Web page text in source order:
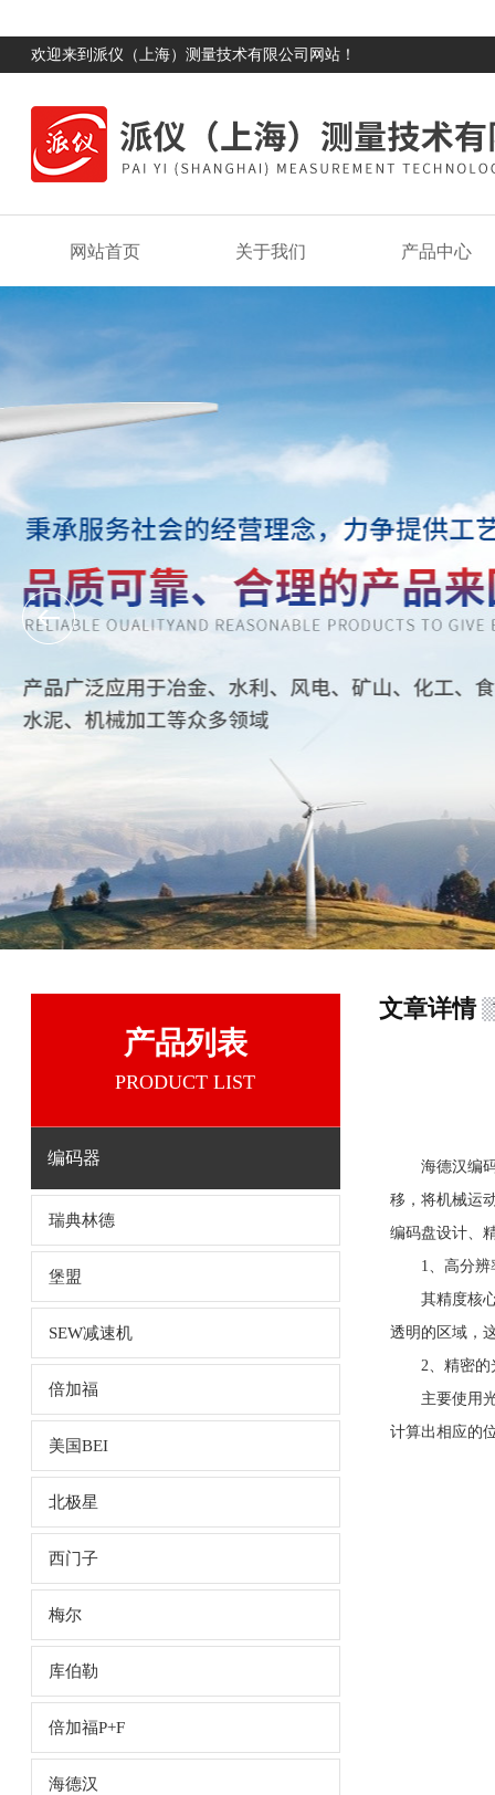
欢迎来到派仪（上海）测量技术有限公司网站！
网站首页 关于我们 产品中心
产品列表
PRODUCT LIST
编码器
瑞典林德
堡盟
SEW减速机
倍加福
美国BEI
北极星
西门子
梅尔
库伯勒
倍加福P+F
海德汉
文章详情
海德汉编码
移，将机械运
编码盘设计、
1、高分辨
其精度核心
透明的区域，
2、精密的
主要使用光
计算出相应的